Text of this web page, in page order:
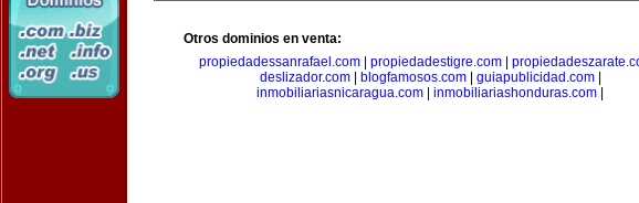
Otros dominios en venta:
propiedadessanrafael.com
propiedadestigre.com
deslizador.com| blogfamosos.com| guiapublicidad.com|
inmobiliariasnicaragua.com
inmobiliariashonduras.com